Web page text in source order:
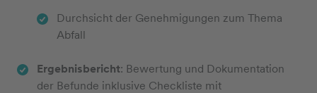
Durchsicht der Genehmigungen zum Thema
Abfall
Ergebnisbericht: Bewertung und Dokumentation
der Befunde inklusive Checkliste mit